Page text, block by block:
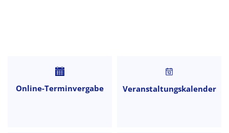
Startseite
Online-Terminvergabe Veranstaltungskalender